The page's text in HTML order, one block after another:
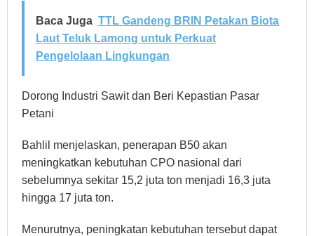
Baca Juga TTL Gandeng BRIN Petakan Biota
Laut Teluk Lamong untuk Perkuat
Pengelolaan Lingkungan
Dorong Industri Sawit dan Beri Kepastian Pasar
Petani
Bahlil menjelaskan, penerapan B50 akan
meningkatkan kebutuhan CPO nasional dari
sebelumnya sekitar 15,2 juta ton menjadi 16,3 juta
hingga 17 juta ton.
Menurutnya, peningkatan kebutuhan tersebut dapat